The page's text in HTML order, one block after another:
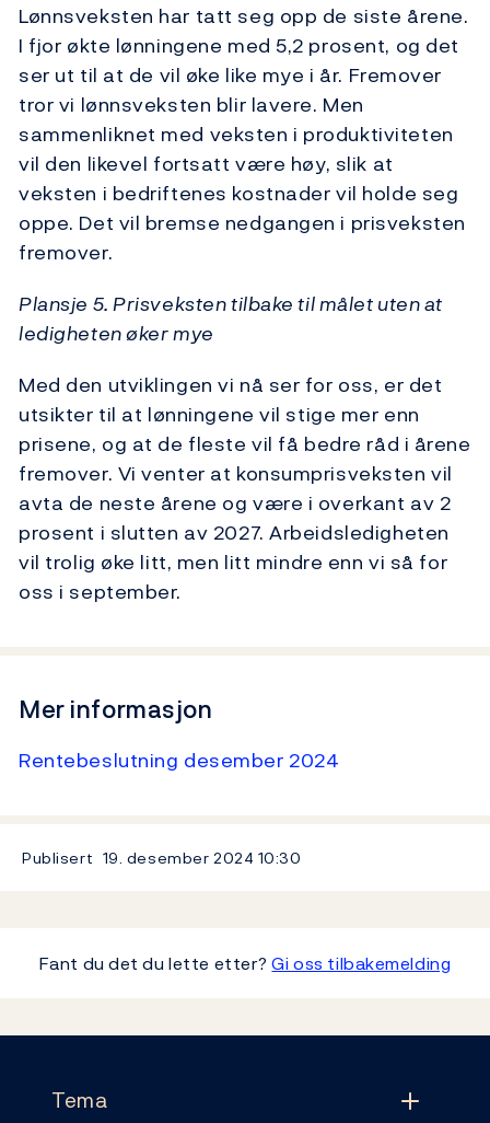
Lønnsveksten har tatt seg opp de siste årene.
I fjor økte lønningene med 5,2 prosent, og det
ser ut til at de vil øke like mye i år. Fremover
tror vi lønnsveksten blir lavere. Men
sammenliknet med veksten i produktiviteten
vil den likevel fortsatt være høy, slik at
veksten i bedriftenes kostnader vil holde seg
oppe. Det vil bremse nedgangen i prisveksten
fremover.
Plansje 5. Prisveksten tilbake til målet uten at
ledigheten øker mye
Med den utviklingen vi nå ser for oss, er det
utsikter til at lønningene vil stige mer enn
prisene, og at de fleste vil få bedre råd i årene
fremover. Vi venter at konsumprisveksten vil
avta de neste årene og være i overkant av 2
prosent i slutten av 2027. Arbeidsledigheten
vil trolig øke litt, men litt mindre enn vi så for
oss i september.
Mer informasjon
Rentebeslutning desember 2024
Publisert 19. desember 2024 10:30
Fant du det du lette etter?Gi oss tilbakemelding
Tema